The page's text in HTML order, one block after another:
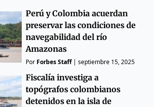
Perú y Colombia acuerdan
preservar las condiciones de
navegabilidad del río
Amazonas
Por Forbes Staff|septiembre 15, 2025
Fiscalía investiga a
topógrafos colombianos
detenidos en la isla de